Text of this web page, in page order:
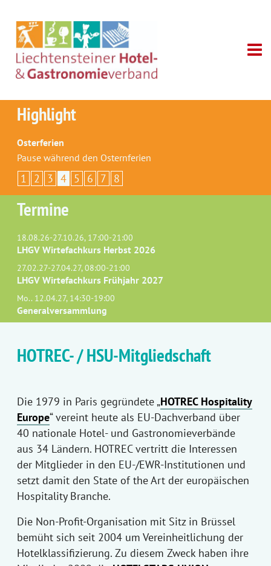
Highlight
Osterferien
Pause während den Osternferien
1 2 3 4 5 6 7 8
Termine
18.08.26-27.10.26, 17:00-21:00
LHGV Wirtefachkurs Herbst 2026
27.02.27-27.04.27, 08:00-21:00
LHGV Wirtefachkurs Frühjahr 2027
Mo.. 12.04.27, 14:30-19:00
Generalversammlung
HOTREC- / HSU-Mitgliedschaft
Die 1979 in Paris gegründete „HOTREC Hospitality
Europe“ vereint heute als EU-Dachverband über
40 nationale Hotel- und Gastronomieverbände
aus 34 Ländern. HOTREC vertritt die Interessen
der Mitglieder in den EU-/EWR-Institutionen und
setzt damit den State of the Art der europäischen
Hospitality Branche.
Die Non-Profit-Organisation mit Sitz in Brüssel
bemüht sich seit 2004 um Vereinheitlichung der
Hotelklassifizierung. Zu diesem Zweck haben ihre